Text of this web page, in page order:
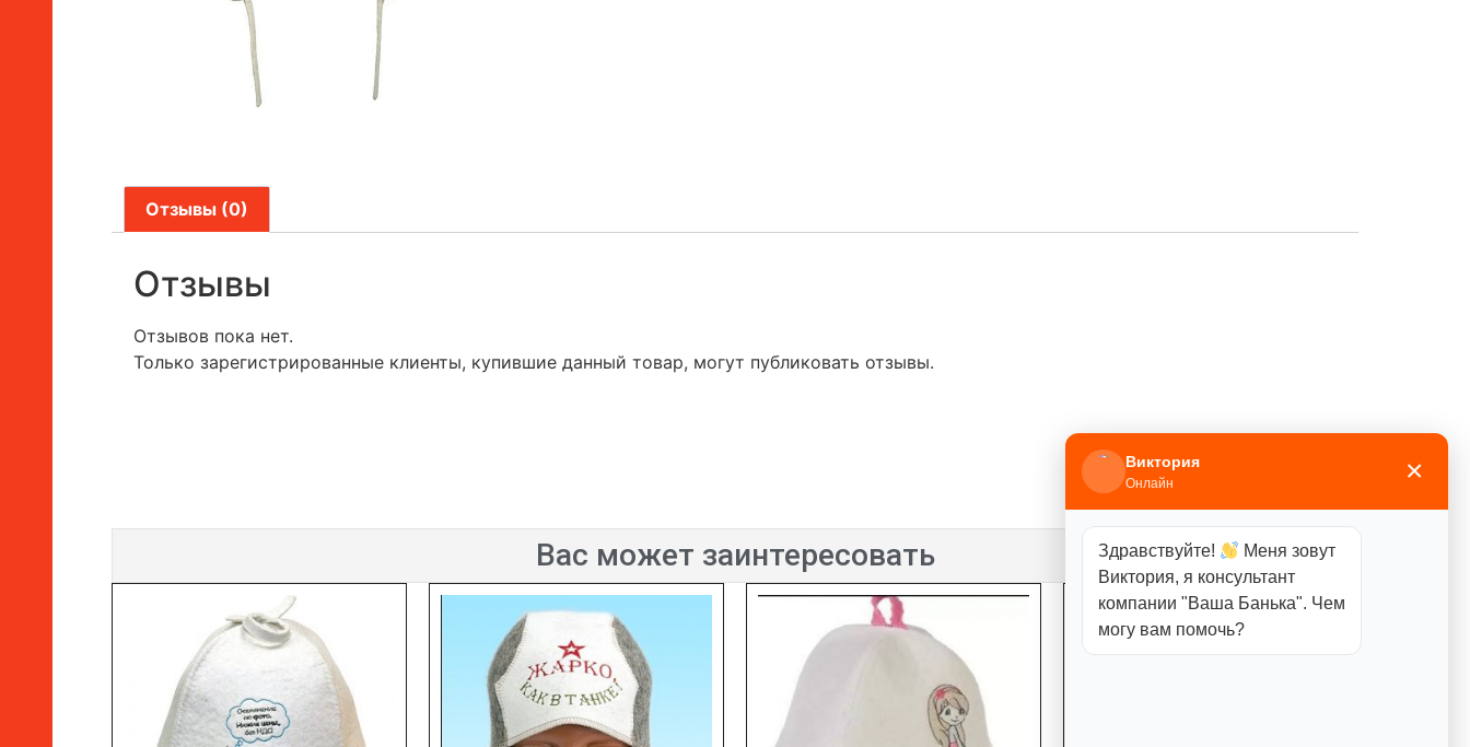
Отзывы (0)
Отзывы
Отзывов пока нет.
Только зарегистрированные клиенты, купившие данный товар, могут публиковать отзывы.
Вас может заинтересовать
Виктория
Онлайн ×
Здравствуйте!
Меня зовут
Виктория, я консультант
компании "Ваша Банька". Чем
могу вам помочь?